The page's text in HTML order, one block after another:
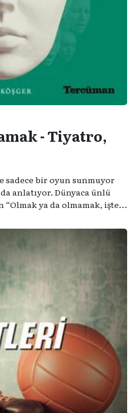
- Tiyatro,
sadece bir oyun sunmuyor
anlatıyor. Dünyaca ünlü
ya da olmamak, işte
isimleriyle